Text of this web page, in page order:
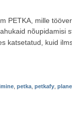
PETKA, mille
katsetatud, kuid
petka petkafy